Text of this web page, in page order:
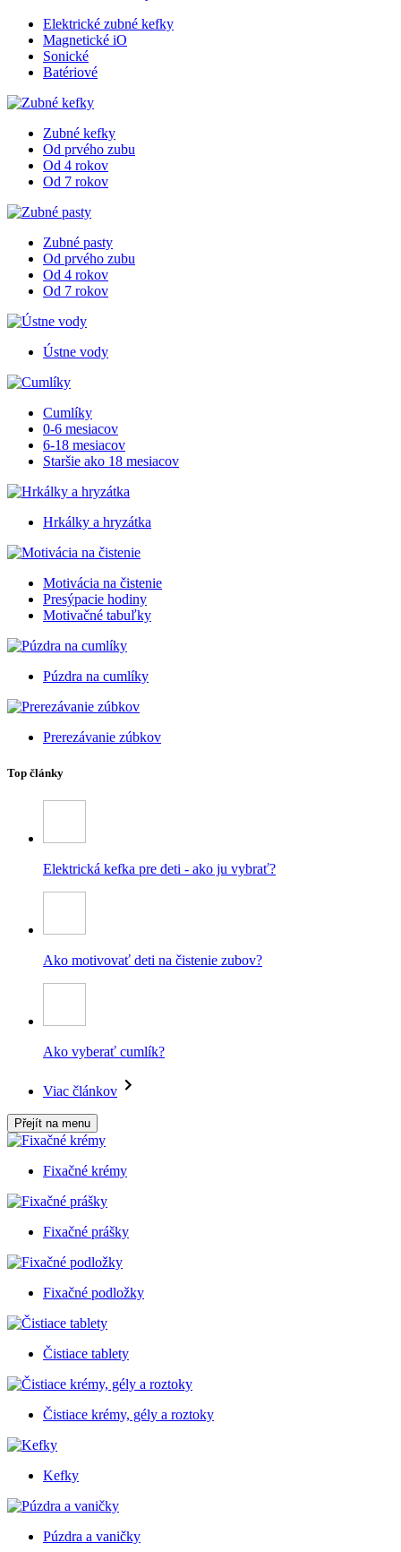
Elektrické zubné kefky
Magnetické iO
Sonické
Batériové
Zubné kefky
Od prvého zubu
Od 4 rokov
Od 7 rokov
Zubné pasty
Od prvého zubu
Od 4 rokov
Od 7 rokov
Ústne vody
Cumlíky
0-6 mesiacov
6-18 mesiacov
Staršie ako 18 mesiacov
Hrkálky a hryzátka
Motivácia na čistenie
Presýpacie hodiny
Motivačné tabuľky
Púzdra na cumlíky
Prerezávanie zúbkov
Top články
Elektrická kefka pre deti - ako ju vybrať?
Ako motivovať deti na čistenie zubov?
Ako vyberať cumlík?
Viac článkov
Přejít na menu
Fixačné krémy
Fixačné prášky
Fixačné podložky
Čistiace tablety
Čistiace krémy, gély a roztoky
Kefky
Púzdra a vaničky